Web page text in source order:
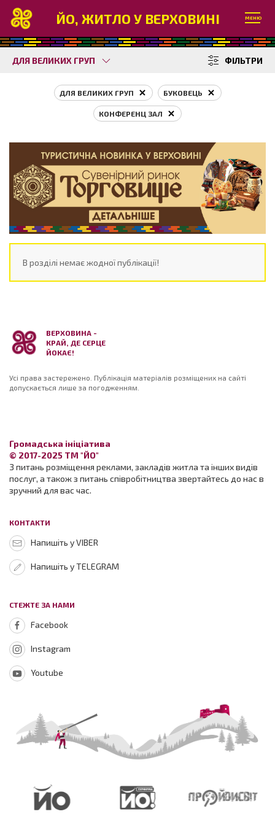
ЙО, ЖИТЛО У ВЕРХОВИНІ МЕНЮ
ДЛЯ ВЕЛИКИХ ГРУП ФІЛЬТРИ
ДЛЯ ВЕЛИКИХ ГРУП БУКОВЕЦЬ
КОНФЕРЕНЦ ЗАЛ
В розділі немає жодної публікації!
ВЕРХОВИНА -
КРАЙ, ДЕ СЕРЦЕ
ЙОКАЄ!
Усі права застережено. Публікація матеріалів розміщених на сайті
допускається лише за погодженням.
Громадська ініціатива
© 2017-2025 ТМ "ЙО"
З питань розміщення реклами, закладів житла та інших видів
послуг, а також з питань співробітництва звертайтесь до нас в
зручний для вас час.
КОНТАКТИ
Напишіть у VIBER
Напишіть у TELEGRAM
СТЕЖТЕ ЗА НАМИ
Facebook
Instagram
Youtube